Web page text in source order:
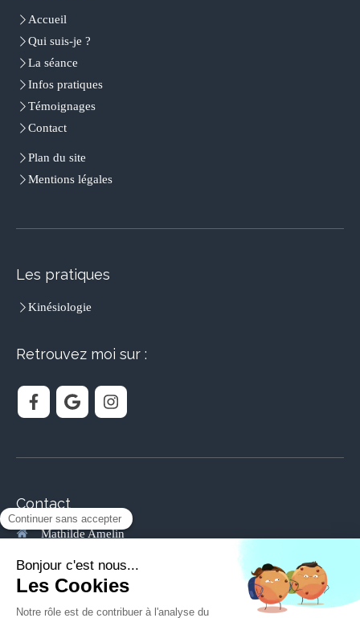
Accueil
Qui suis-je ?
La séance
Infos pratiques
Témoignages
Contact
Plan du site
Mentions légales
Les pratiques
Kinésiologie
Retrouvez moi sur :
Contact
Mathilde Amelin
83160La Valette du Var
Afficher le téléphone